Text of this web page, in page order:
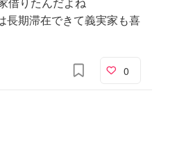
長期滞在できて義実家も喜
0